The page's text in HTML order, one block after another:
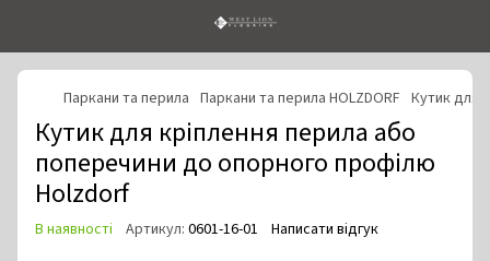
Паркани та перила Паркани та перила HOLZDORF Кутик для
Кутик для кріплення перила або
поперечини до опорного профілю
Holzdorf
В наявності Артикул: 0601-16-01 Написати відгук